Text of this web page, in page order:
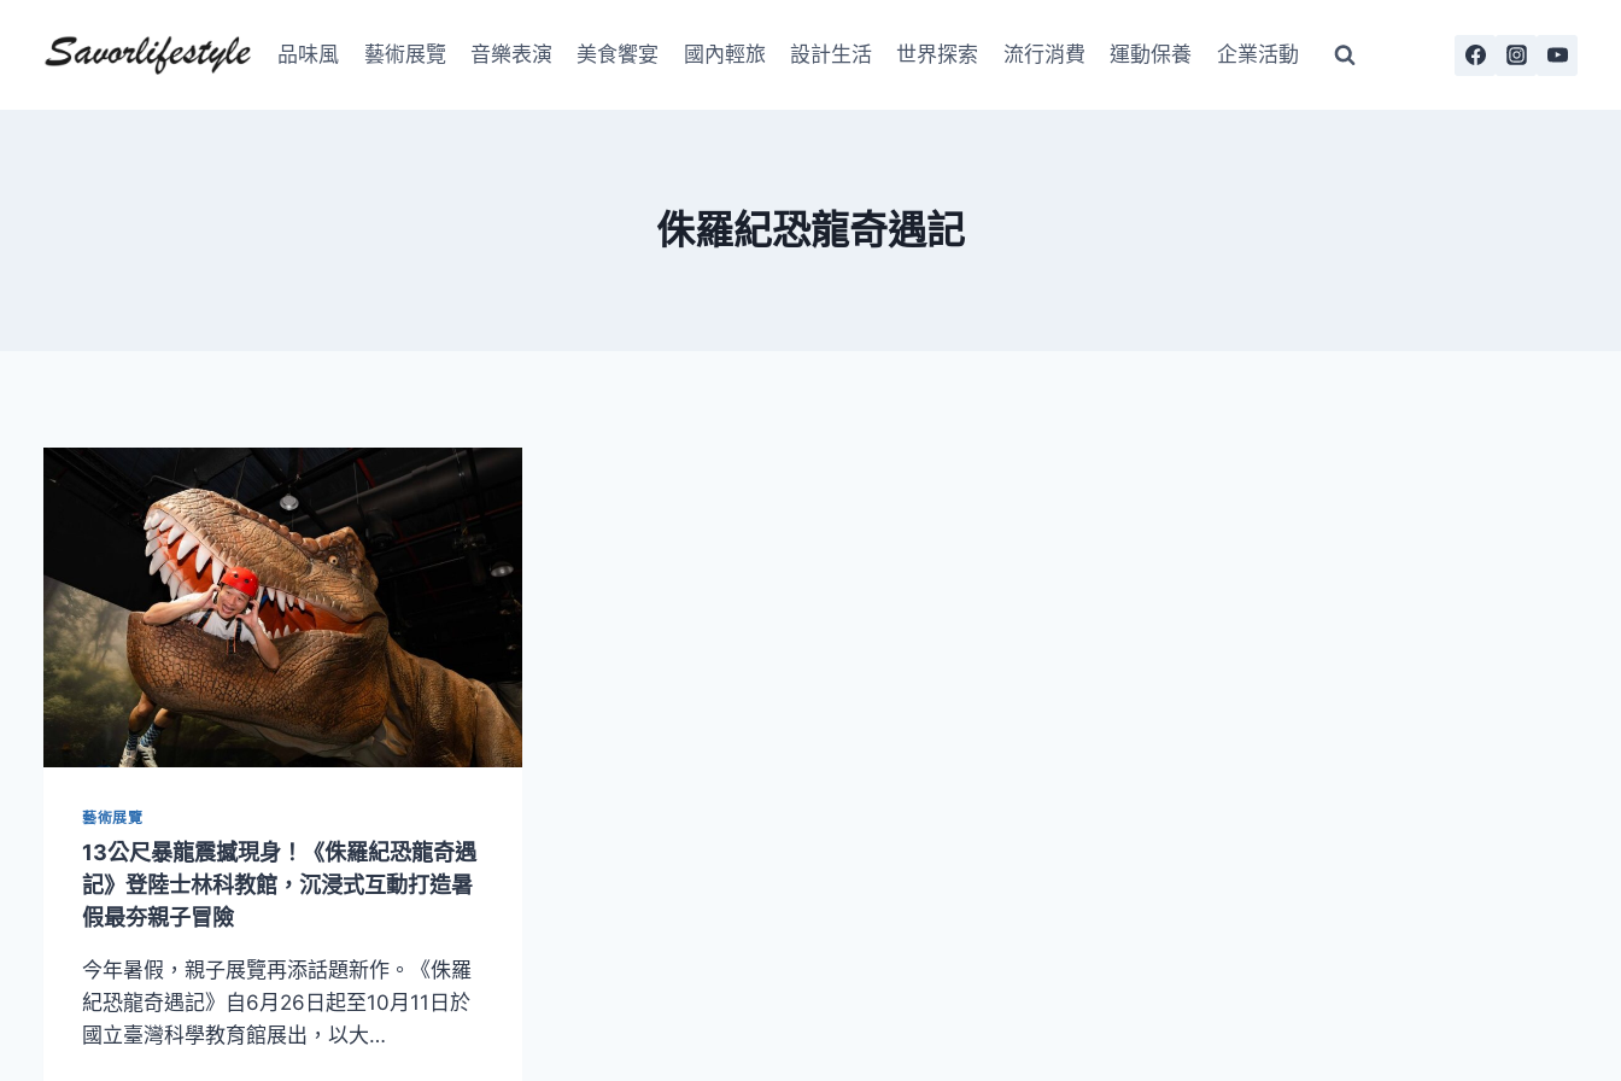
品味風 藝術展覽 音樂表演 美食饗宴 國內輕旅 設計生活 世界探索 流行消費 運動保養 企業活動
侏羅紀恐龍奇遇記
藝術展覽
13公尺暴龍震撼現身！《侏羅紀恐龍奇遇
記》登陸士林科教館，沉浸式互動打造暑
假最夯親子冒險
今年暑假，親子展覽再添話題新作。《侏羅
紀恐龍奇遇記》自6月26日起至10月11日於
國立臺灣科學教育館展出，以大…